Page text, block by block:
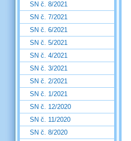
SN č. 8/2021
SN č. 7/2021
SN č. 6/2021
SN č. 5/2021
SN č. 4/2021
SN č. 3/2021
SN č. 2/2021
SN č. 1/2021
SN č. 12/2020
SN č. 11/2020
SN č. 8/2020